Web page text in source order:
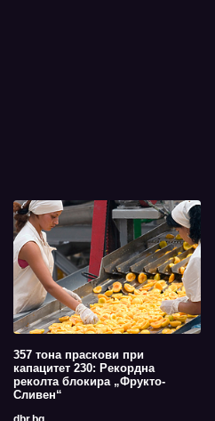
357 тона праскови при
капацитет 230: Рекордна
реколта блокира „Фрукто-
Сливен“